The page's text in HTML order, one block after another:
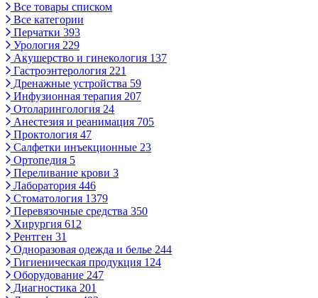
Все товары списком
Все категории
Перчатки 393
Урология 229
Акушерство и гинекология 137
Гастроэнтерология 221
Дренажные устройства 59
Инфузионная терапия 207
Отоларингология 24
Анестезия и реанимация 705
Проктология 47
Салфетки инъекционные 23
Ортопедия 5
Переливание крови 3
Лаборатория 446
Стоматология 1379
Перевязочные средства 350
Хирургия 612
Рентген 31
Одноразовая одежда и белье 244
Гигиеническая продукция 124
Оборудование 247
Диагностика 201